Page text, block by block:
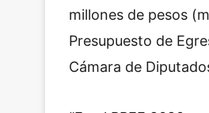
o
X
millones de pesos
Presupuesto de
Cámara de